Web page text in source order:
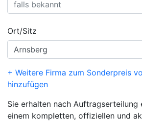
Ort/Sitz
+ Weitere Firma zum Sonderpreis
hinzufügen
Sie erhalten nach Auftragserteilung
einem kompletten, offiziellen und